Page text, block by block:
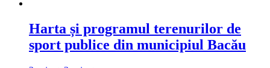
Harta și programul terenurilor de
sport publice din municipiul Bacău